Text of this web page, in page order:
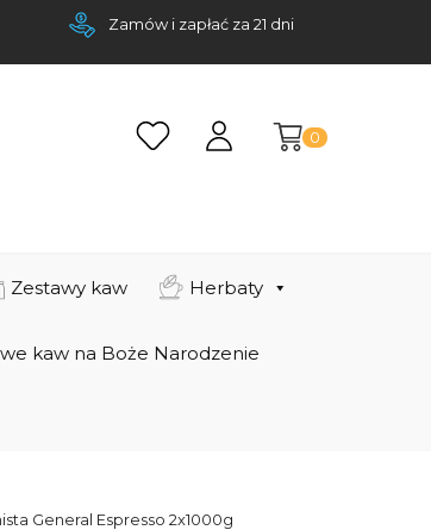
Zamów i zapłać za 21 dni
0
Zestawy kaw Herbaty
kaw na Boże Narodzenie
General Espresso 2x1000g